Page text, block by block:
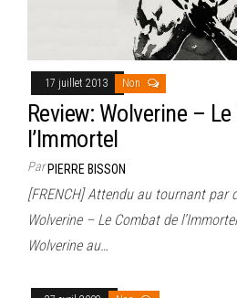
17 juillet 2013 Non
Review: Wolverine –
l’Immortel
ParPIERRE BISSON
[FRENCH] Attendu au tournant par
Wolverine – Le Combat de
Wolverine au…